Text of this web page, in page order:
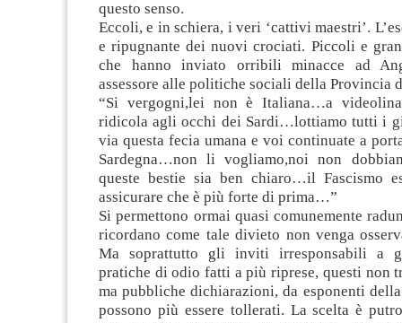
questo senso.
Eccoli, e in schiera, i veri ‘cattivi maestri’.
e ripugnante dei nuovi crociati. Piccoli e
che hanno inviato orribili minacce ad
assessore alle politiche sociali della Provincia
“Si vergogni,lei non è Italiana…a
ridicola agli occhi dei Sardi…lottiamo tutti i
via questa fecia umana e voi continuate a
Sardegna…non li vogliamo,noi non
queste bestie sia ben chiaro…il Fascismo
assicurare che è più forte di prima…”
Si permettono ormai quasi comunemente
ricordano come tale divieto non venga
Ma soprattutto gli inviti irresponsabili a
pratiche di odio fatti a più riprese, questi non
ma pubbliche dichiarazioni, da esponenti
possono più essere tollerati. La scelta è